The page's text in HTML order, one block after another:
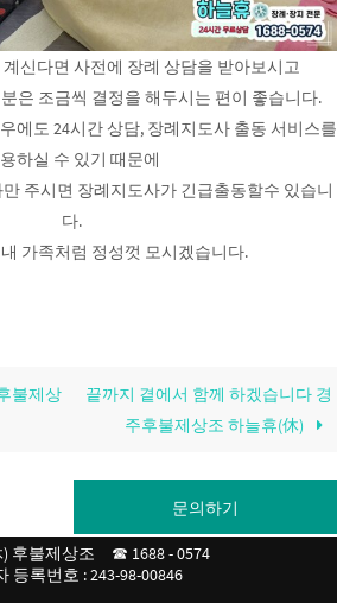
신다면 사전에 장례 상담을 받아보시고
은 조금씩 결정을 해두시는 편이 좋습니다.
에도 24시간 상담, 장례지도사 출동 서비스를
하실 수 있기 때문에
주시면 장례지도사가 긴급출동할수 있습니
다.
가족처럼 정성껏 모시겠습니다.
불제상
끝까지 곁에서 함께 하겠습니다 경
주후불제상조 하늘휴(休)
) 후불제상조 ☎ 1688 - 0574
등록번호 : 243-98-00846
문의하기